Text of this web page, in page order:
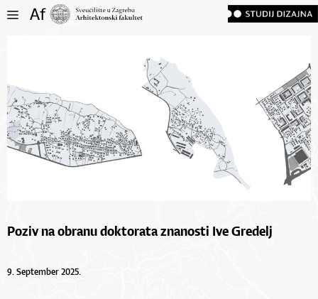
Poziv na obranu doktorata znanosti Ive Gredelj
9. September 2025.